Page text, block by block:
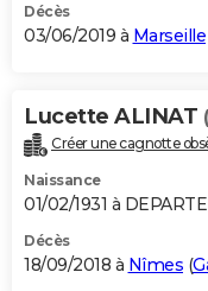
Décès
03/06/2019 à Marseille
Lucette ALINAT
Créer une cagnotte
Naissance
01/02/1931 à
Décès
18/09/2018 à Nîmes (